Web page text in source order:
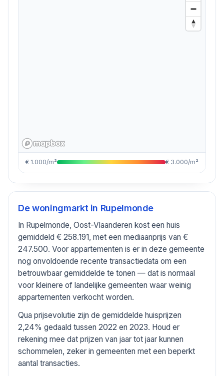
€ 1.000/m² € 3.000/m²
De woningmarkt in Rupelmonde
In Rupelmonde, Oost-Vlaanderen kost een huis
gemiddeld € 258.191, met een mediaanprijs van €
247.500. Voor appartementen is er in deze gemeente
nog onvoldoende recente transactiedata om een
betrouwbaar gemiddelde te tonen — dat is normaal
voor kleinere of landelijke gemeenten waar weinig
appartementen verkocht worden.
Qua prijsevolutie zijn de gemiddelde huisprijzen
2,24% gedaald tussen 2022 en 2023. Houd er
rekening mee dat prijzen van jaar tot jaar kunnen
schommelen, zeker in gemeenten met een beperkt
aantal transacties.